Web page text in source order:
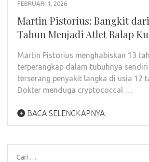
FEBRUARI 1, 2026
Martin Pistorius: Bangkit dari
Tahun Menjadi Atlet Balap
Martin Pistorius menghabiskan 13
terperangkap dalam tubuhnya
terserang penyakit langka di usia 12
Dokter menduga cryptococcal …
BACA SELENGKAPNYA
Cari